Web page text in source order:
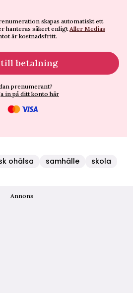
skapas automatiskt ett
hanteras säkert enligt Aller Medias
är kostnadsfritt.
till betalning
prenumerant?
in på ditt konto här
ohälsa samhälle skola
Annons